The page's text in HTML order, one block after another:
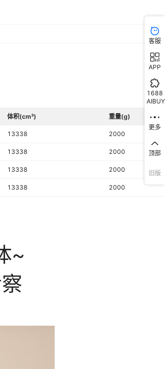
体积(cm³) 重量(g)
13338 2000
13338 2000
13338 2000
13338 2000
客服
APP
1688
AIBUY
更多
顶部
旧版